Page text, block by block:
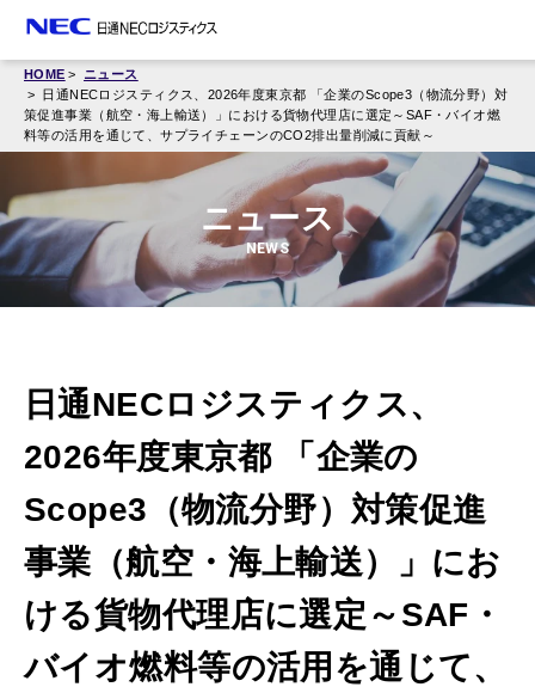
HOME
ニュース
日通NECロジスティクス、2026年度東京都 「企業のScope3（物流分野）対
策促進事業（航空・海上輸送）」における貨物代理店に選定～SAF・バイオ燃
料等の活用を通じて、サプライチェーンのCO2排出量削減に貢献～
ニュース
NEWS
日通NECロジスティクス、
2026年度東京都 「企業の
Scope3（物流分野）対策促進
事業（航空・海上輸送）」にお
ける貨物代理店に選定～SAF・
バイオ燃料等の活用を通じて、